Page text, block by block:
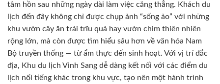
tâm hồn sau những ngày dài làm việc căng thẳng. Khách du
lịch đến đây không chỉ được chụp ảnh “sống ảo” với những
khu vườn cây ăn trái trĩu quả hay vườn chim thiên nhiên
rộng lớn, mà còn được tìm hiểu sâu hơn về văn hóa Nam
Bộ truyền thống — từ ẩm thực đến sinh hoạt. Với vị trí đắc
địa, Khu du lịch Vinh Sang dễ dàng kết nối với các điểm du
lịch nổi tiếng khác trong khu vực, tạo nên một hành trình